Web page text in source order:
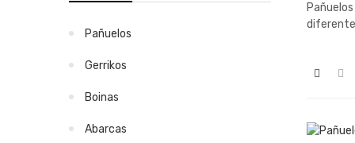
Pañuelos
Gerrikos
Boinas
Abarcas